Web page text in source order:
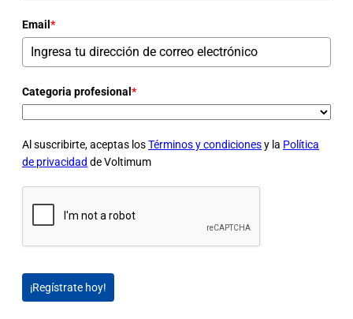
Email *
Categoria profesional *
Al suscribirte, aceptas losTérminos y condicionesy la Política
de privacidad de Voltimum
¡Regístrate hoy!